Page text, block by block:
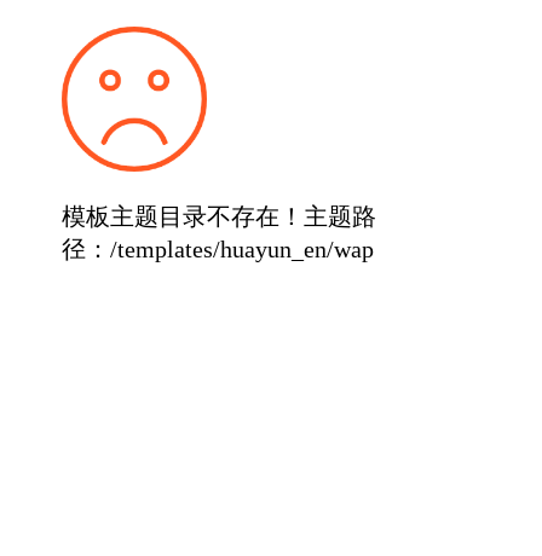
模板主题目录不存在！主题路
径：/templates/huayun_en/wap